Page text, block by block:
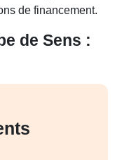
de financement.
de Sens :